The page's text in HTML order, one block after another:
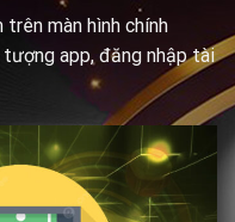
màn hình chính
tượng app, đăng nhập tài